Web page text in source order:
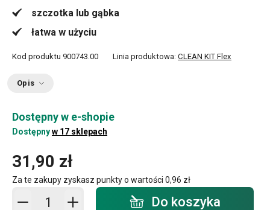
szczotka lub gąbka
łatwa w użyciu
Kod produktu 900743.00 Linia produktowa: CLEAN KIT Flex
Opis
Dostępny w e-shopie
Dostępnyw 17 sklepach
31,90 zł
Za te zakupy zyskasz punkty o wartości 0,96 zł
Dodaj do koszyka - ilość Do koszyka